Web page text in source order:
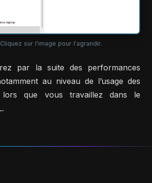
Cliquez sur l'image pour l'agrandir.
par la suite des performances
au niveau de l’usage des
lors que vous travaillez dans le